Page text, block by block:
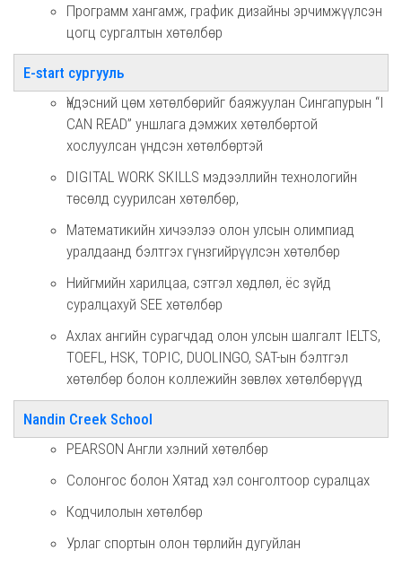
Программ хангамж, график дизайны эрчимжүүлсэн
цогц сургалтын хөтөлбөр
E-start сургууль
Үндэсний цөм хөтөлбөрийг баяжуулан Сингапурын “I
CAN READ” уншлага дэмжих хөтөлбөртой
хослуулсан үндсэн хөтөлбөртэй
DIGITAL WORK SKILLS мэдээллийн технологийн
төсөлд суурилсан хөтөлбөр,
Математикийн хичээлээ олон улсын олимпиад
уралдаанд бэлтгэх гүнзгийрүүлсэн хөтөлбөр
Нийгмийн харилцаа, сэтгэл хөдлөл, ёс зүйд
суралцахуй SEE хөтөлбөр
Ахлах ангийн сурагчдад олон улсын шалгалт IELTS,
TOEFL, HSK, ТOPIC, DUOLINGO, SAT-ын бэлтгэл
хөтөлбөр болон коллежийн зөвлөх хөтөлбөрүүд
Nandin Creek School
PEARSON Англи хэлний хөтөлбөр
Солонгос болон Хятад хэл сонголтоор суралцах
Кодчилолын хөтөлбөр
Урлаг спортын олон төрлийн дугуйлан